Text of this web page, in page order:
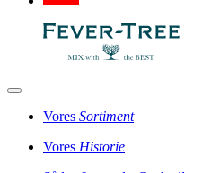
Vores Sortiment
Vores Historie